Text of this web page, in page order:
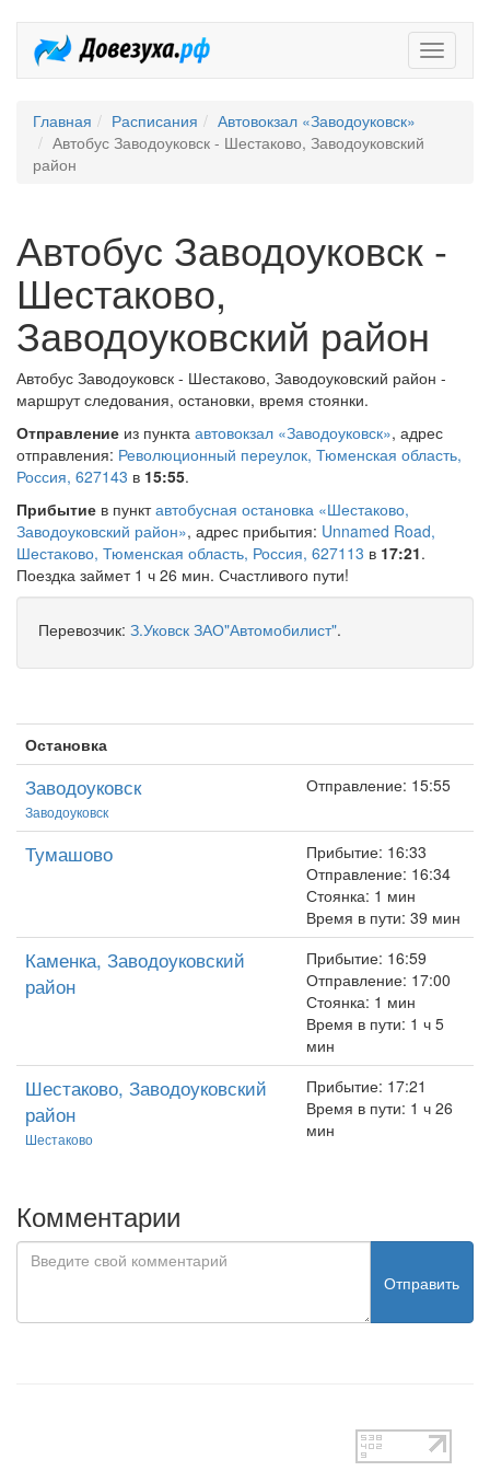
Главная Расписания
Автовокзал «Заводоуковск»
Автобус Заводоуковск - Шестаково, Заводоуковский
район
Автобус Заводоуковск -
Шестаково,
Заводоуковский район
Автобус Заводоуковск - Шестаково, Заводоуковский район -
маршрут следования, остановки, время стоянки.
Отправление из пункта автовокзал «Заводоуковск», адрес
отправления: Революционный переулок, Тюменская область,
Россия, 627143 в 15:55.
Прибытие в пунктавтобусная остановка «Шестаково,
Заводоуковский район», адрес прибытия: Unnamed Road,
Шестаково, Тюменская область, Россия, 627113 в 17:21.
Поездка займет 1 ч 26 мин. Счастливого пути!
Перевозчик: З.Уковск ЗАО"Автомобилист".
Остановка
Заводоуковск
Заводоуковск
Отправление: 15:55
Тумашово
Прибытие: 16:33
Отправление: 16:34
Стоянка: 1 мин
Время в пути: 39 мин
Каменка, Заводоуковский
район
Прибытие: 16:59
Отправление: 17:00
Стоянка: 1 мин
Время в пути: 1 ч 5
мин
Шестаково, Заводоуковский
район
Шестаково
Прибытие: 17:21
Время в пути: 1 ч 26
мин
Комментарии
Отправить